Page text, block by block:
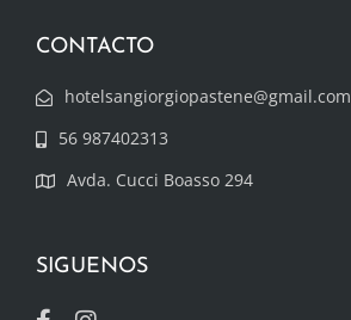
CONTACTO
hotelsangiorgiopastene@gmail.com
56 987402313
Avda. Cucci Boasso 294
SIGUENOS